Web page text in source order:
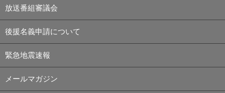
放送番組審議会
後援名義申請について
緊急地震速報
メールマガジン